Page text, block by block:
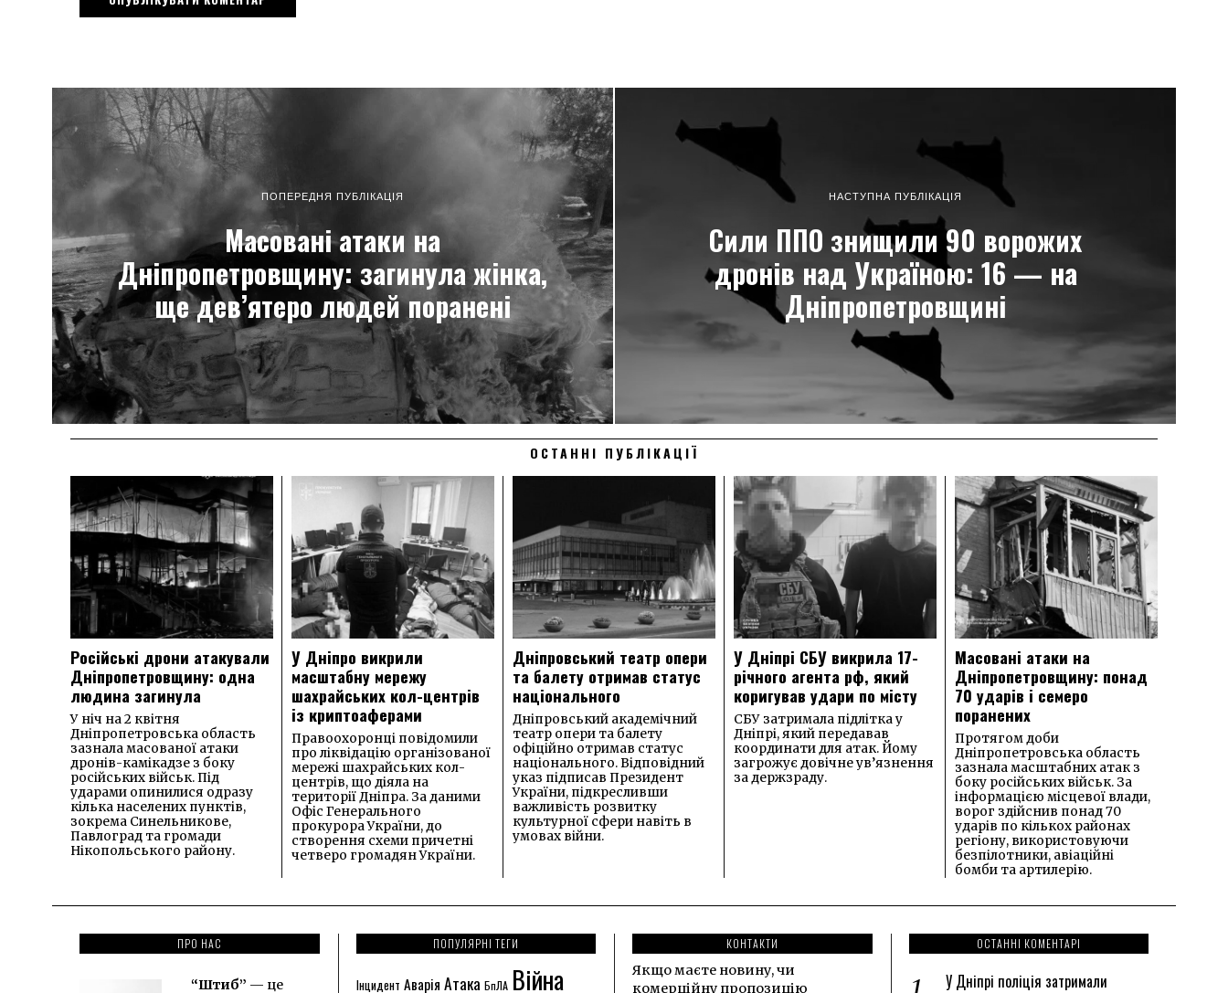
ПОПЕРЕДНЯ ПУБЛІКАЦІЯ
Масовані атаки на
Дніпропетровщину: загинула жінка,
ще дев’ятеро людей поранені
НАСТУПНА ПУБЛІКАЦІЯ
Сили ППО знищили 90 ворожих
дронів над Україною: 16 — на
Дніпропетровщині
ОСТАННІ ПУБЛІКАЦІЇ
Російські дрони атакували
Дніпропетровщину: одна
людина загинула
У ніч на 2 квітня
Дніпропетровська область
зазнала масованої атаки
дронів-камікадзе з боку
російських військ. Під
ударами опинилися одразу
кілька населених пунктів,
зокрема Синельникове,
Павлоград та громади
Нікопольського району.
У Дніпро викрили
масштабну мережу
шахрайських кол-центрів
із криптоаферами
Правоохоронці повідомили
про ліквідацію організованої
мережі шахрайських кол-
центрів, що діяла на
території Дніпра. За даними
Офіс Генерального
прокурора України, до
створення схеми причетні
четверо громадян України.
Дніпровський театр опери
та балету отримав статус
національного
Дніпровський академічний
театр опери та балету
офіційно отримав статус
національного. Відповідний
указ підписав Президент
України, підкресливши
важливість розвитку
культурної сфери навіть в
умовах війни.
У Дніпрі СБУ викрила 17-
річного агента рф, який
коригував удари по місту
СБУ затримала підлітка у
Дніпрі, який передавав
координати для атак. Йому
загрожує довічне ув’язнення
за держзраду.
Масовані атаки на
Дніпропетровщину: понад
70 ударів і семеро
поранених
Протягом доби
Дніпропетровська область
зазнала масштабних атак з
боку російських військ. За
інформацією місцевої влади,
ворог здійснив понад 70
ударів по кількох районах
регіону, використовуючи
безпілотники, авіаційні
бомби та артилерію.
ПРО НАС
“Штиб” — це
ПОПУЛЯРНІ ТЕГИ
Інцидент Аварія Атака БпЛА Війна
КОНТАКТИ
Якщо маєте новину, чи
комерційну пропозицію
ОСТАННІ КОМЕНТАРІ
У Дніпрі поліція затримали